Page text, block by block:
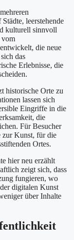
leerstehende
kulturell sinnvoll
vom
die neue
das
Erlebnisse, die
historische Orte zu
lassen sich
Eingriffe in die
die
Für Besucher
zur Kunst, für die
Ortes.
hier neu erzählt
zeigt sich, dass
fungieren, wo
digitalen Kunst
über Inhalte